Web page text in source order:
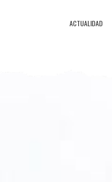
ACTUALIDAD